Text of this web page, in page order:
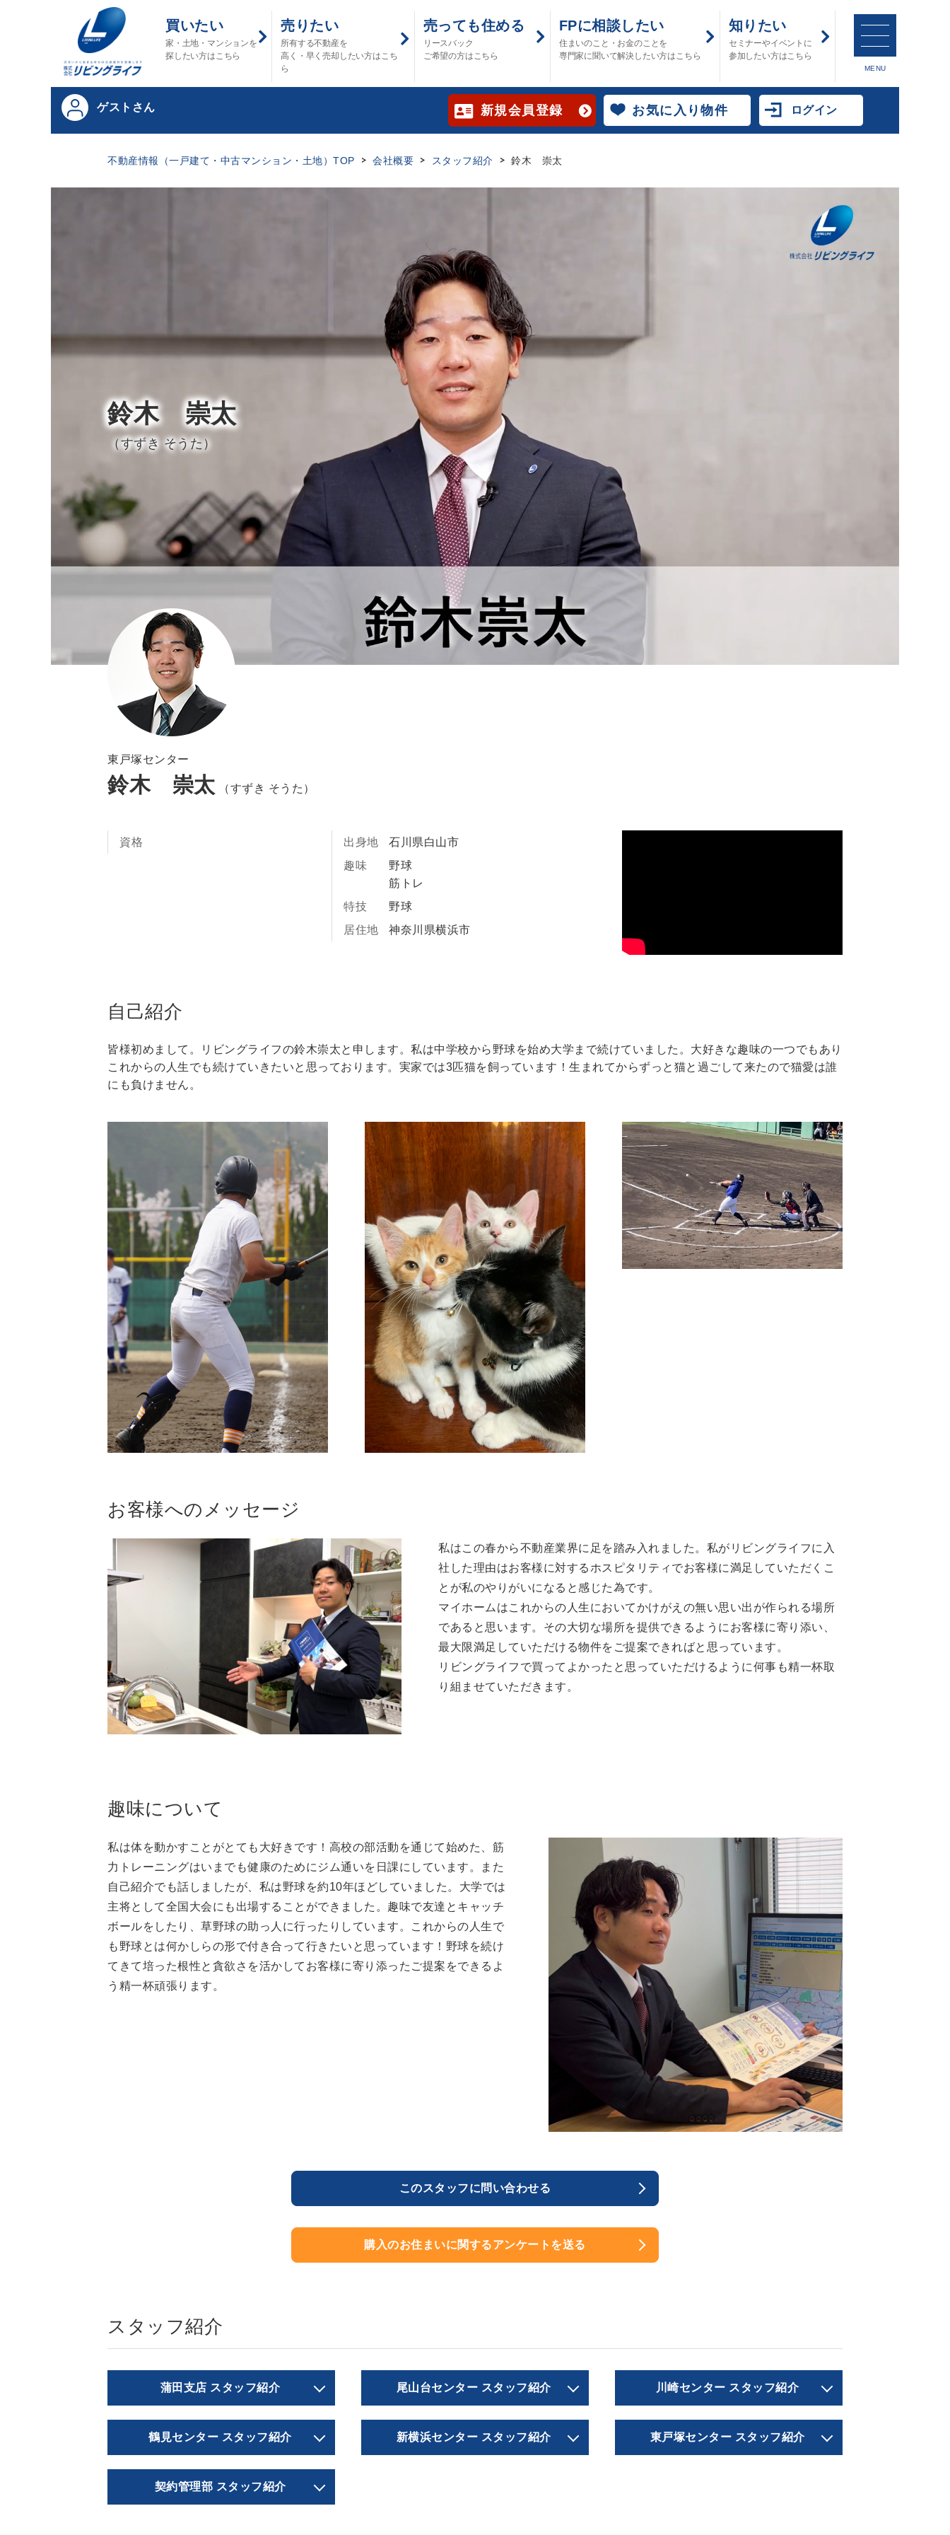
買いたい
家・土地・マンションを
探したい方はこちら
売りたい
所有する不動産を
高く・早く売却したい方はこち
ら
売っても住める
リースバック
ご希望の方はこちら
FPに相談したい
住まいのこと・お金のことを
専門家に聞いて解決したい方はこちら
知りたい
セミナーやイベントに
参加したい方はこちら
MENU
ゲストさん 新規会員登録 お気に入り物件 ログイン
不動産情報（一戸建て・中古マンション・土地）TOP 会社概要 スタッフ紹介 鈴木 崇太
鈴木 崇太
（すずき そうた）
東戸塚センター
鈴木 崇太 （すずき そうた）
資格 出身地
石川県白山市
趣味
野球
筋トレ
特技
野球
居住地
神奈川県横浜市
自己紹介
皆様初めまして。リビングライフの鈴木崇太と申します。私は中学校から野球を始め大学まで続けていました。大好きな趣味の一つでもあり
これからの人生でも続けていきたいと思っております。実家では3匹猫を飼っています！生まれてからずっと猫と過ごして来たので猫愛は誰
にも負けません。
お客様へのメッセージ
私はこの春から不動産業界に足を踏み入れました。私がリビングライフに入
社した理由はお客様に対するホスピタリティでお客様に満足していただくこ
とが私のやりがいになると感じた為です。
マイホームはこれからの人生においてかけがえの無い思い出が作られる場所
であると思います。その大切な場所を提供できるようにお客様に寄り添い、
最大限満足していただける物件をご提案できればと思っています。
リビングライフで買ってよかったと思っていただけるように何事も精一杯取
り組ませていただきます。
趣味について
私は体を動かすことがとても大好きです！高校の部活動を通じて始めた、筋
力トレーニングはいまでも健康のためにジム通いを日課にしています。また
自己紹介でも話しましたが、私は野球を約10年ほどしていました。大学では
主将として全国大会にも出場することができました。趣味で友達とキャッチ
ボールをしたり、草野球の助っ人に行ったりしています。これからの人生で
も野球とは何かしらの形で付き合って行きたいと思っています！野球を続け
てきて培った根性と貪欲さを活かしてお客様に寄り添ったご提案をできるよ
う精一杯頑張ります。
このスタッフに問い合わせる
購入のお住まいに関するアンケートを送る
スタッフ紹介
蒲田支店 スタッフ紹介 尾山台センター スタッフ紹介 川崎センター スタッフ紹介
鶴見センター スタッフ紹介 新横浜センター スタッフ紹介 東戸塚センター スタッフ紹介
契約管理部 スタッフ紹介